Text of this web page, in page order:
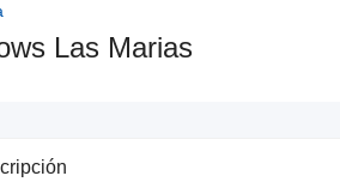
Las Marias